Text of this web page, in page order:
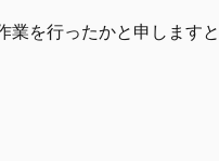
業を行ったかと申します